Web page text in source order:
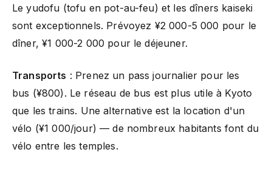
Le yudofu (tofu en pot-au-feu) et les dîners kaiseki
sont exceptionnels. Prévoyez ¥2 000-5 000 pour le
dîner, ¥1 000-2 000 pour le déjeuner.
Transports : Prenez un pass journalier pour les
bus (¥800). Le réseau de bus est plus utile à Kyoto
que les trains. Une alternative est la location d'un
vélo (¥1 000/jour) — de nombreux habitants font du
vélo entre les temples.